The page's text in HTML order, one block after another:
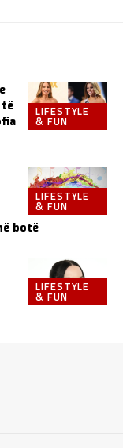
LIFESTYLE
& FUN
të
LIFESTYLE
& FUN
botë
LIFESTYLE
& FUN